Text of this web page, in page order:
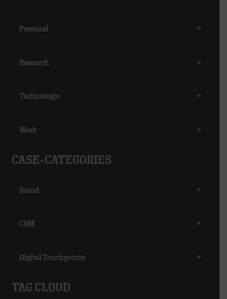
Personal >
Research >
Technologie >
Work >
CASE-CATEGORIES
Brand >
CRM >
Digital Touchpoints >
TAG CLOUD